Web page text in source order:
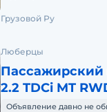
Грузовой Ру
Люберцы
Пассажирский
2.2 TDCi MT
Объявление давно не